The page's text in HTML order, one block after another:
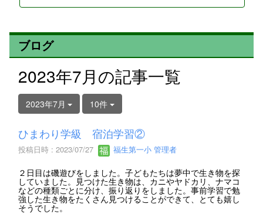
ブログ
2023年7月の記事一覧
2023年7月 10件
ひまわり学級 宿泊学習②
投稿日時 : 2023/07/27 福生第一小 管理者
２日目は磯遊びをしました。子どもたちは夢中で生き物を探
していました。見つけた生き物は、カニやヤドカリ、ナマコ
などの種類ごとに分け、振り返りをしました。事前学習で勉
強した生き物をたくさん見つけることができて、とても嬉し
そうでした。